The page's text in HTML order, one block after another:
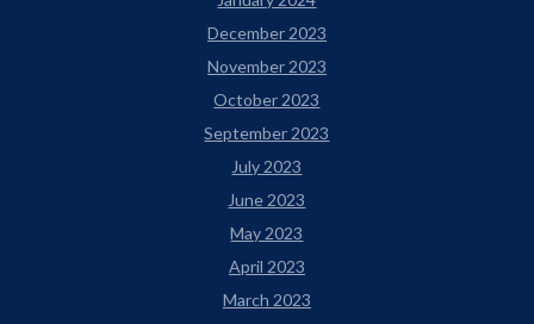
December 2023
November 2023
October 2023
September 2023
July 2023
June 2023
May 2023
April 2023
March 2023